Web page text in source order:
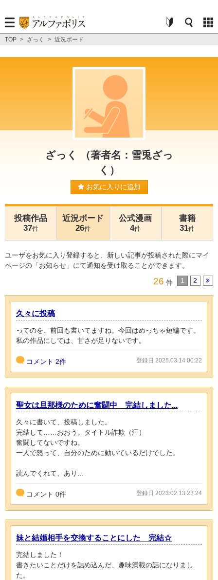
TOP > ざっく > 近況ボード
ざっく （著者名：雪兎ざっ
く）
お気に入りに追加
投稿作品
37件
近況ボード
26件
公式漫画
4件
書籍
31件
ユーザをお気に入り登録すると、新しい記事が投稿された際にマイ
ページの「お知らせ」にて通知を受け取ることができます。
26 件 1 2
久々に投稿
ってのを、前回も書いてますね。今回はめっちゃ短編です。
私の作品にしては、甘さが足りないです。
コメント 2件 登録日 2025.03.14 00:22
聖女は旦那様のために奮闘中 完結しました...
久々に書いて、投稿しました。
完結して……おおう。タイトル詐欺（汗）
奮闘してないですね。
一人で怒って、自分のために動いているだけでした。
読んでくれて、あり...
コメント 0件 登録日 2023.02.13 23:24
妹と結婚相手を交換することにした 完結☆
完結しました！
書きたいことだけを詰め込んだ、趣味満載の話になりまし
た。